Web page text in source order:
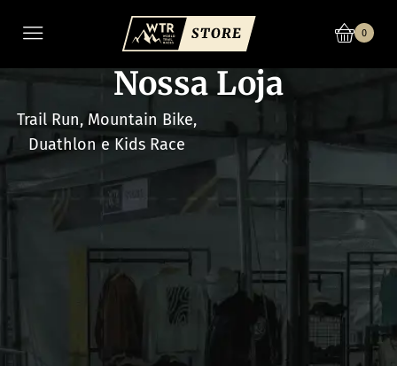
0
Nossa Loja
Trail Run, Mountain Bike,
Duathlon e Kids Race